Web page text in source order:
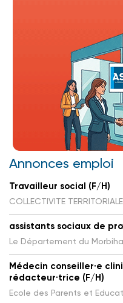
Annonces emploi
Travailleur social (F/H)
COLLECTIVITE
assistants sociaux de
Le Département du
Médecin conseiller·e
rédacteur·trice (F/H)
Ecole des Parents et